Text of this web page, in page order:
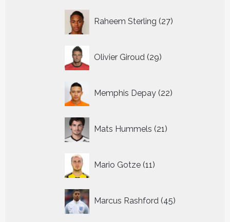
Raheem Sterling 27
producten
Olivier Giroud 29
producten
Memphis Depay 22
producten
Mats Hummels 21
producten
Mario Gotze 11
producten
Marcus Rashford 45
producten